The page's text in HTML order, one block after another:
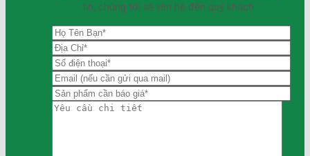
tin, chúng tôi sẽ liên hệ đến quý khách.